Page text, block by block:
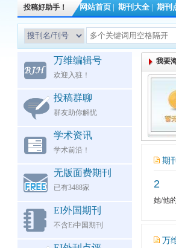
投稿好助手！ 网站首页 期刊大全 期刊
万维编辑号
欢迎入驻！
投稿群聊
群友助你解忧
学术资讯
学术前沿！
无版面费期刊
已有3488家
EI外国期刊
不含Ei中国期刊
我要
期
2
她/他
万